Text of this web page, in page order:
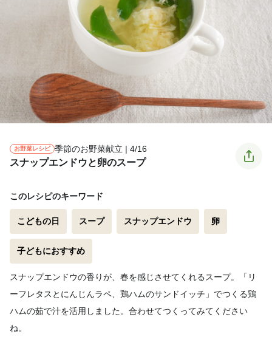
お野菜レシピ 季節のお野菜献立 | 4/16
スナップエンドウと卵のスープ
このレシピのキーワード
こどもの日 スープ スナップエンドウ 卵
子どもにおすすめ
スナップエンドウの香りが、春を感じさせてくれるスープ。「リ
ーフレタスとにんじんラペ、鶏ハムのサンドイッチ」でつくる鶏
ハムの茹で汁を活用しました。合わせてつくってみてください
ね。